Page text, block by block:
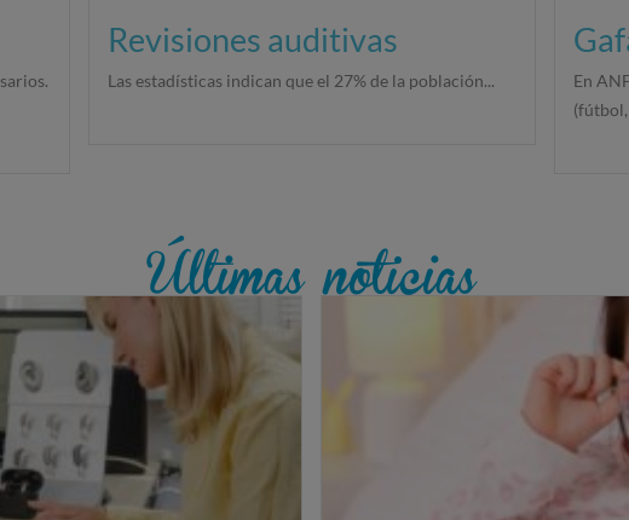
Revisiones auditivas
Las estadísticas indican que el 27% de la población...
En
(fútbol,